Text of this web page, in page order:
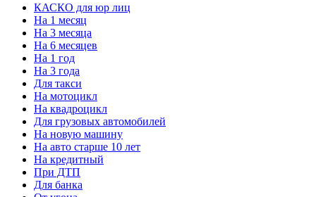
КАСКО для юр лиц
На 1 месяц
На 3 месяца
На 6 месяцев
На 1 год
На 3 года
Для такси
На мотоцикл
На квадроцикл
Для грузовых автомобилей
На новую машину
На авто старше 10 лет
На кредитный
При ДТП
Для банка